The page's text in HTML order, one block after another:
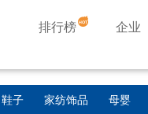
排行榜 企业
鞋子 家纺饰品 母婴